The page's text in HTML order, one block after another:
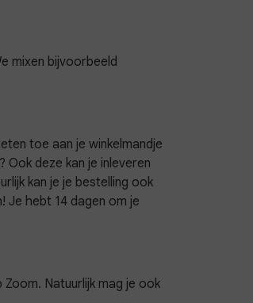
mixen bijvoorbeeld
toe aan je winkelmandje
deze kan je inleveren
kan je je bestelling ook
Je hebt 14 dagen om je
Natuurlijk mag je ook